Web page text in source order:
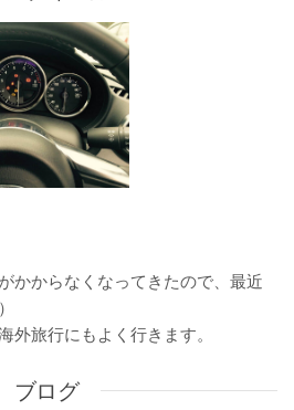
かからなくなってきたので、最近
外旅行にもよく行きます。
ブログ